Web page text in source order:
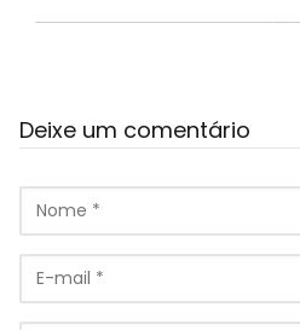
Deixe um comentário